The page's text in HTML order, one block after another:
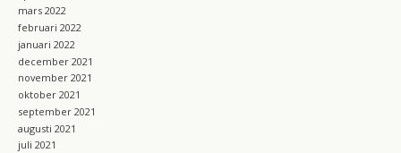
mars 2022
februari 2022
januari 2022
december 2021
november 2021
oktober 2021
september 2021
augusti 2021
juli 2021